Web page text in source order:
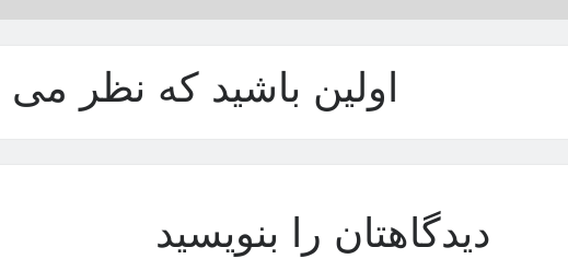
اولین باشید که نظر می
دیدگاهتان را بنویسید